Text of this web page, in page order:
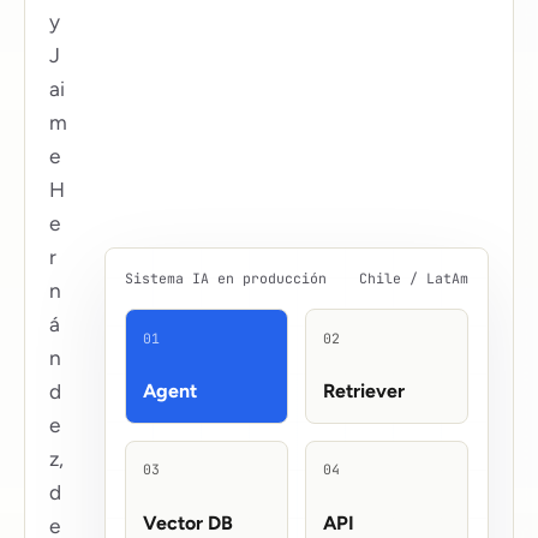
y
J
ai
m
e
H
e
r
n
á
n
d
e
z,
d
e
Sistema IA en producción Chile / LatAm
01
Agent
02
Retriever
03
Vector DB
04
API